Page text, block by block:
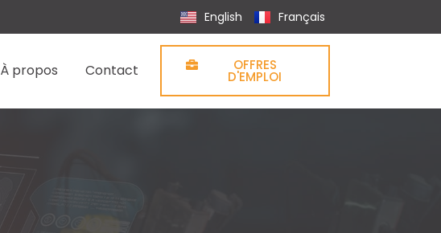
English Français
À propos Contact OFFRES
D'EMPLOI